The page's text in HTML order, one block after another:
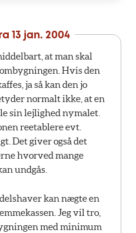
13 jan. 2004
at man skal
Hvis den
ja så kan den jo
normalt ikke, at en
sin lejlighed nymalet.
reetablere evt.
Det giver også det
hvorved mange
undgås.
kan nægte en
Jeg vil tro,
med minimum